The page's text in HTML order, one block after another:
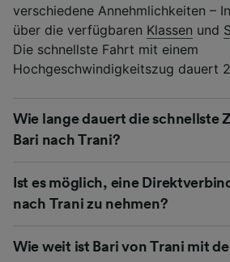
verschiedene Annehmlichkeiten –
über die verfügbaren Klassen und
Die schnellste Fahrt mit einem
Hochgeschwindigkeitszug dauert
Wie lange dauert die schnellste
Bari nach Trani?
Ist es möglich, eine
nach Trani zu nehmen?
Wie weit ist Bari von Trani mit